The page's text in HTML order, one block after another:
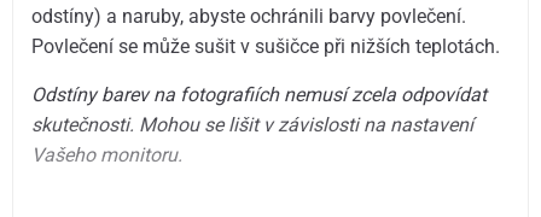
odstíny) a naruby, abyste ochránili barvy povlečení.
Povlečení se může sušit v sušičce při nižších teplotách.
Odstíny barev na fotografiích nemusí zcela odpovídat
skutečnosti. Mohou se lišit v závislosti na nastavení
Vašeho monitoru.